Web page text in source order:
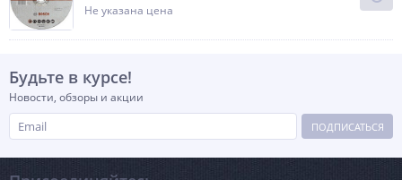
Не указана цена
Будьте в курсе!
Новости, обзоры и акции
ПОДПИСАТЬСЯ